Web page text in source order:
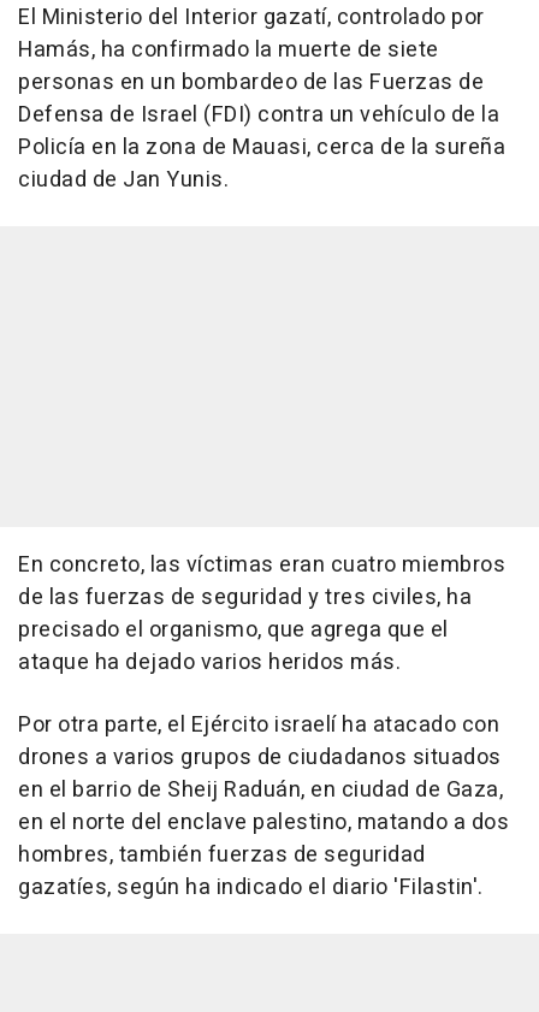
El Ministerio del Interior gazatí, controlado por
Hamás, ha confirmado la muerte de siete
personas en un bombardeo de las Fuerzas de
Defensa de Israel (FDI) contra un vehículo de la
Policía en la zona de Mauasi, cerca de la sureña
ciudad de Jan Yunis.
En concreto, las víctimas eran cuatro miembros
de las fuerzas de seguridad y tres civiles, ha
precisado el organismo, que agrega que el
ataque ha dejado varios heridos más.
Por otra parte, el Ejército israelí ha atacado con
drones a varios grupos de ciudadanos situados
en el barrio de Sheij Raduán, en ciudad de Gaza,
en el norte del enclave palestino, matando a dos
hombres, también fuerzas de seguridad
gazatíes, según ha indicado el diario 'Filastin'.